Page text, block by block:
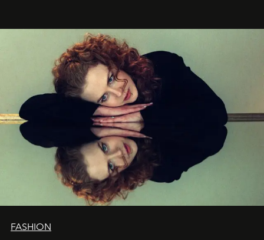
FASHION